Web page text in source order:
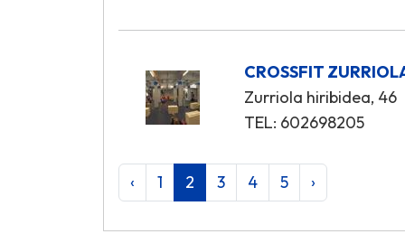
CROSSFIT
Zurriola hiribidea, 46
TEL: 602698205
‹ 1 2 3 4 5 ›